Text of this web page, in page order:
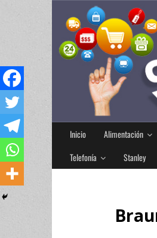
Inicio Alimentación
Telefonía
Stanley